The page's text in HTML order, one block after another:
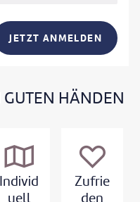
JETZT ANMELDEN
HÄNDEN
Individ
uell
Zufrie
den